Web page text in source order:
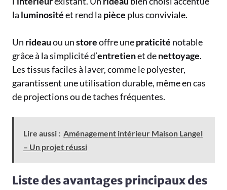
la luminositéet rend la pièce plus conviviale.
Un rideauou unstoreoffre unepraticité notable
grâce à la simplicité d’entretienet denettoyage.
Les tissus faciles à laver, comme le polyester,
garantissent une utilisation durable, même en cas
de projections ou de taches fréquentes.
Lire aussi : Aménagement intérieur Maison Langel
– Un projet réussi
Liste des avantages principaux des